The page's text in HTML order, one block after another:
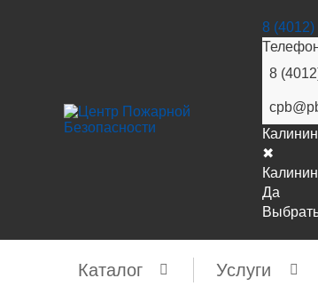
8
8
✖
Да
Каталог Услуги